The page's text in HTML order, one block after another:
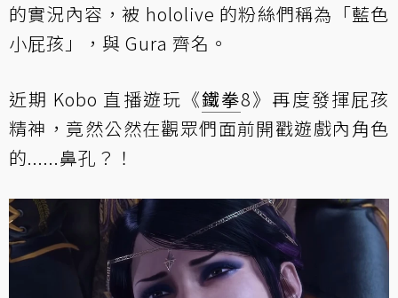
的實況內容，被 hololive 的粉絲們稱為「藍色
小屁孩」，與 Gura 齊名。
近期 Kobo 直播遊玩《鐵拳8》再度發揮屁孩
精神，竟然公然在觀眾們面前開戳遊戲內角色
的......鼻孔？！